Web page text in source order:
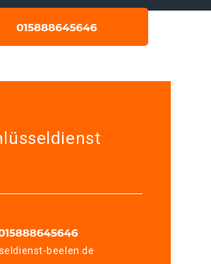
beelen.de